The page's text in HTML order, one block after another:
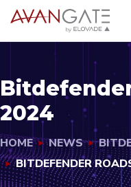
2024
HOME NEWS
BITDEFENDER